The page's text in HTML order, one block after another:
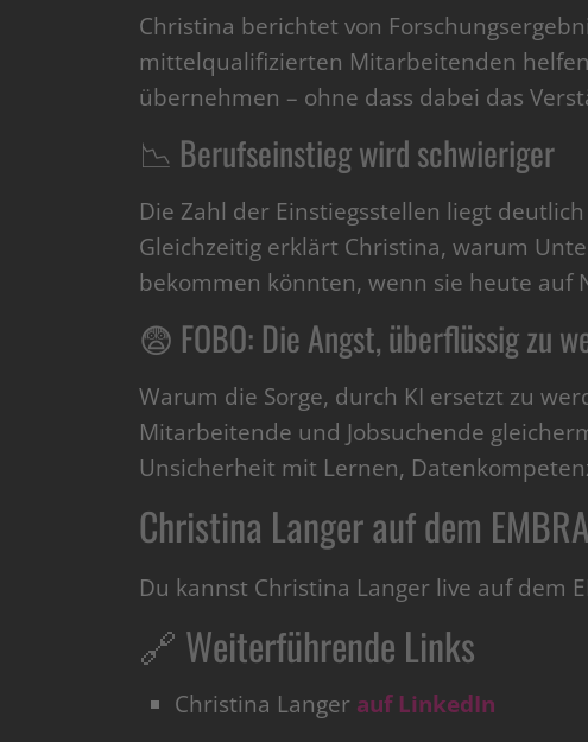
Christina berichtet von
mittelqualifizierten Mitarbeitenden
übernehmen – ohne dass dabei das
📉 Berufseinstieg wird schwieriger
Die Zahl der Einstiegsstellen liegt
Gleichzeitig erklärt Christina, warum
bekommen könnten, wenn sie heute auf
😨 FOBO: Die Angst, überflüssig zu
Warum die Sorge, durch KI ersetzt zu
Mitarbeitende und Jobsuchende
Unsicherheit mit Lernen,
Christina Langer auf dem
Du kannst Christina Langer live auf dem
🔗 Weiterführende Links
Christina Langer auf LinkedIn